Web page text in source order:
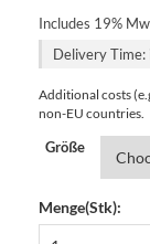
Includes 19%
Delivery
Additional costs
non-EU countries.
Größe
Menge(Stk):